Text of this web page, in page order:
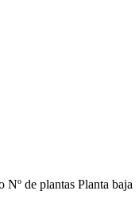
de plantas Planta baja